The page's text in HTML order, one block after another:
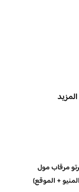
مرقاب مول
+ الموقع)